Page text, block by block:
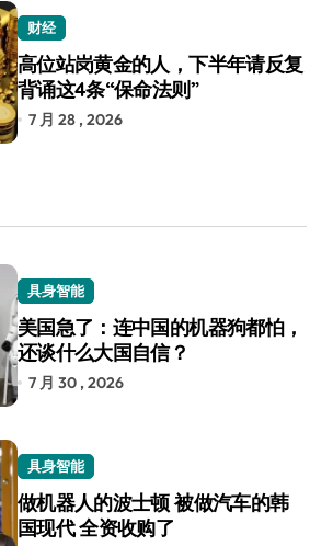
财经
高位站岗黄金的人，下半年请反复
背诵这4条“保命法则”
7 月 28 , 2026
具身智能
美国急了：连中国的机器狗都怕，
还谈什么大国自信？
7 月 30 , 2026
具身智能
做机器人的波士顿 被做汽车的韩
国现代 全资收购了